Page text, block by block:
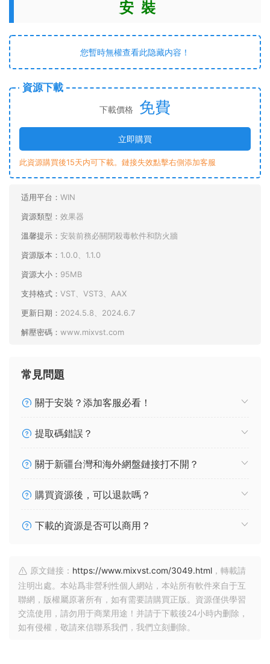
安 裝
您暫時無權查看此隐藏内容！
資源下載
下載價格 免費
立即購買
此資源購買後15天内可下載。鏈接失效點擊右側添加客服
适用平台： WIN
資源類型： 效果器
溫馨提示： 安裝前務必關閉殺毒軟件和防火牆
資源版本： 1.0.0、1.1.0
資源大小： 95MB
支持格式： VST、VST3、AAX
更新日期： 2024.5.8、2024.6.7
解壓密碼： www.mixvst.com
常見問題
關于安裝？添加客服必看！
提取碼錯誤？
關于新疆台灣和海外網盤鏈接打不開？
購買資源後，可以退款嗎？
下載的資源是否可以商用？
原文鏈接： https://www.mixvst.com/3049.html ，轉載請
注明出處。本站爲非營利性個人網站，本站所有軟件來自于互
聯網，版權屬原著所有，如有需要請購買正版。資源僅供學習
交流使用，請勿用于商業用途！并請于下載後24小時内删除，
如有侵權，敬請來信聯系我們，我們立刻删除。